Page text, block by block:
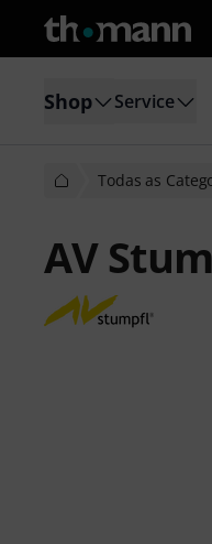
Shop Service
Todas as
AV